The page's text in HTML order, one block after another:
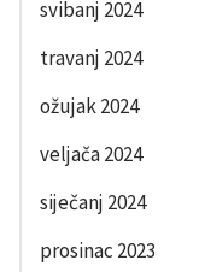
svibanj 2024
travanj 2024
ožujak 2024
veljača 2024
siječanj 2024
prosinac 2023